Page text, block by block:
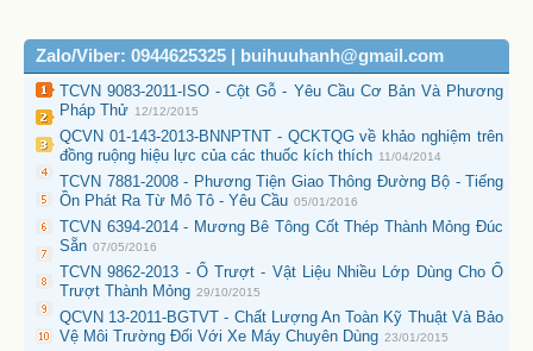
Zalo/Viber: 0944625325 | buihuuhanh@gmail.com
TCVN 9083-2011-ISO - Cột Gỗ - Yêu Cầu Cơ Bản Và Phương
Pháp Thử 12/12/2015
QCVN 01-143-2013-BNNPTNT - QCKTQG về khảo nghiệm trên
đồng ruộng hiệu lực của các thuốc kích thích 11/04/2014
TCVN 7881-2008 - Phương Tiện Giao Thông Đường Bộ - Tiếng
Ồn Phát Ra Từ Mô Tô - Yêu Cầu 05/01/2016
TCVN 6394-2014 - Mương Bê Tông Cốt Thép Thành Mỏng Đúc
Sẵn 07/05/2016
TCVN 9862-2013 - Ổ Trượt - Vật Liệu Nhiều Lớp Dùng Cho Ổ
Trượt Thành Mỏng 29/10/2015
QCVN 13-2011-BGTVT - Chất Lượng An Toàn Kỹ Thuật Và Bảo
Vệ Môi Trường Đối Với Xe Máy Chuyên Dùng 23/01/2015